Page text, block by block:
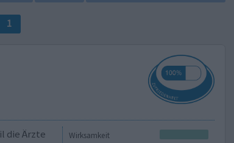
1
Wirksamkeit
die Ärzte